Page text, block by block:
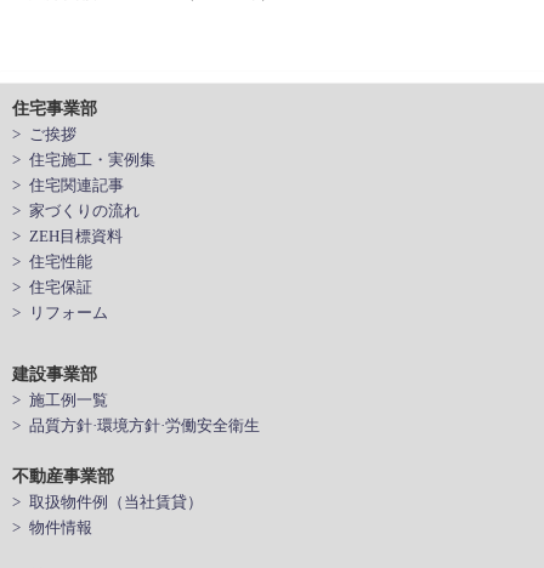
住宅事業部
> ご挨拶
> 住宅施工・実例集
> 住宅関連記事
> 家づくりの流れ
> ZEH目標資料
> 住宅性能
> 住宅保証
> リフォーム
建設事業部
> 施工例一覧
> 品質方針·環境方針·労働安全衛生
不動産事業部
> 取扱物件例（当社賃貸）
> 物件情報